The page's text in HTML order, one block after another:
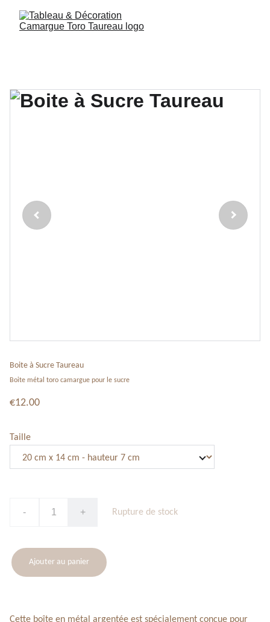
Boite à Sucre Taureau
Boite métal toro camargue pour le sucre
€12.00
Taille
- + Rupture de stock
Ajouter au panier
Cette boîte en métal argentée est spécialement conçue pour